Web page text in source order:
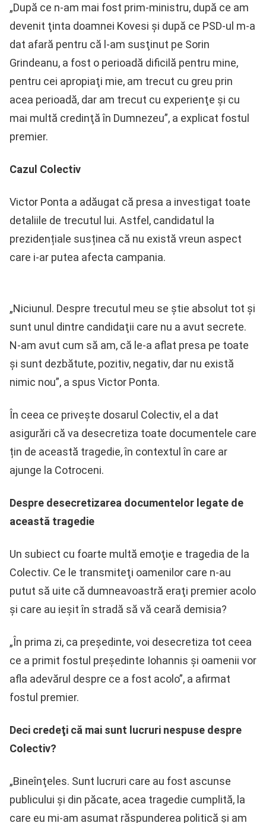
„După ce n-am mai fost prim-ministru, după ce am
devenit ţinta doamnei Kovesi şi după ce PSD-ul m-a
dat afară pentru că l-am susţinut pe Sorin
Grindeanu, a fost o perioadă dificilă pentru mine,
pentru cei apropiaţi mie, am trecut cu greu prin
acea perioadă, dar am trecut cu experienţe şi cu
mai multă credinţă în Dumnezeu”, a explicat fostul
premier.
Cazul Colectiv
Victor Ponta a adăugat că presa a investigat toate
detaliile de trecutul lui. Astfel, candidatul la
prezidențiale susținea că nu există vreun aspect
care i-ar putea afecta campania.
„Niciunul. Despre trecutul meu se ştie absolut tot şi
sunt unul dintre candidaţii care nu a avut secrete.
N-am avut cum să am, că le-a aflat presa pe toate
şi sunt dezbătute, pozitiv, negativ, dar nu există
nimic nou”, a spus Victor Ponta.
În ceea ce privește dosarul Colectiv, el a dat
asigurări că va desecretiza toate documentele care
țin de această tragedie, în contextul în care ar
ajunge la Cotroceni.
Despre desecretizarea documentelor legate de
această tragedie
Un subiect cu foarte multă emoţie e tragedia de la
Colectiv. Ce le transmiteţi oamenilor care n-au
putut să uite că dumneavoastră eraţi premier acolo
şi care au ieşit în stradă să vă ceară demisia?
„În prima zi, ca preşedinte, voi desecretiza tot ceea
ce a primit fostul preşedinte Iohannis şi oamenii vor
afla adevărul despre ce a fost acolo”, a afirmat
fostul premier.
Deci credeţi că mai sunt lucruri nespuse despre
Colectiv?
„Bineînţeles. Sunt lucruri care au fost ascunse
publicului şi din păcate, acea tragedie cumplită, la
care eu mi-am asumat răspunderea politică şi am